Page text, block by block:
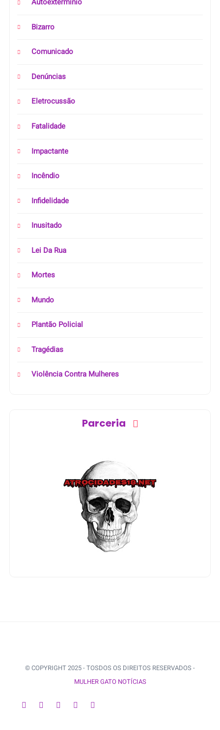
Autoextermínio
Bizarro
Comunicado
Denúncias
Eletrocussão
Fatalidade
Impactante
Incêndio
Infidelidade
Inusitado
Lei Da Rua
Mortes
Mundo
Plantão Policial
Tragédias
Violência Contra Mulheres
Parceria
© COPYRIGHT 2025 - TOSDOS OS DIREITOS RESERVADOS -
MULHER GATO NOTÍCIAS